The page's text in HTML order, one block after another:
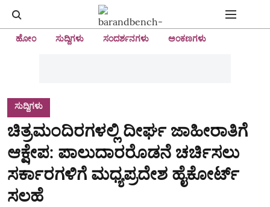
ಹೋಂ ಸುದ್ದಿಗಳು ಸಂದರ್ಶನಗಳು ಅಂಕಣಗಳು
ಸುದ್ದಿಗಳು
ಚಿತ್ರಮಂದಿರಗಳಲ್ಲಿ ದೀರ್ಘ ಜಾಹೀರಾತಿಗೆ
ಆಕ್ಷೇಪ: ಪಾಲುದಾರರೊಡನೆ ಚರ್ಚಿಸಲು
ಸರ್ಕಾರಗಳಿಗೆ ಮಧ್ಯಪ್ರದೇಶ ಹೈಕೋರ್ಟ್
ಸಲಹೆ